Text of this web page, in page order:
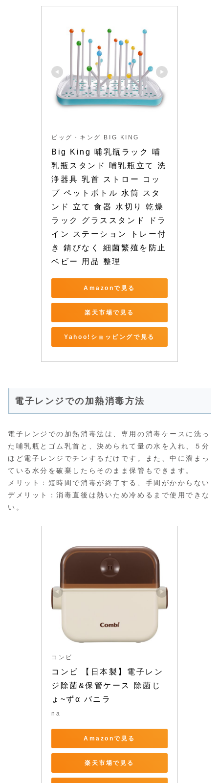
ビッグ・キング BIG KING
Big King 哺乳瓶ラック 哺
乳瓶スタンド 哺乳瓶立て 洗
浄器具 乳首 ストロー コッ
プ ペットボトル 水筒 スタ
ンド 立て 食器 水切り 乾燥
ラック グラススタンド ドラ
イン ステーション トレー付
き 錆びなく 細菌繁殖を防止
ベビー 用品 整理
Amazonで見る
楽天市場で見る
Yahoo!ショッピングで見る
電子レンジでの加熱消毒方法
電子レンジでの加熱消毒法は、専用の消毒ケースに洗っ
た哺乳瓶とゴム乳首と、決められて量の水を入れ、５分
ほど電子レンジでチンするだけです。また、中に溜まっ
ている水分を破棄したらそのまま保管もできます。
メリット：短時間で消毒が終了する、手間がかからない
デメリット：消毒直後は熱いため冷めるまで使用できな
い。
コンビ
コンビ 【日本製】電子レン
ジ除菌&保管ケース 除菌じ
ょ~ずα バニラ
na
Amazonで見る
楽天市場で見る